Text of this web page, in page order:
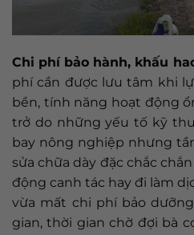
Chi phí bảo hành, khấu
phí cần được lưu tâm khi
bền, tính năng hoạt động
trở do những yếu tố kỹ
bay nông nghiệp nhưng
sửa chữa dày đặc chắc
động canh tác hay đi làm
vừa mất chi phí bảo
gian, thời gian chờ đợi bà